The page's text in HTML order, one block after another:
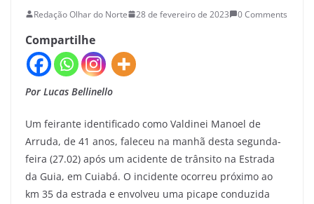
Redação Olhar do Norte 28 de fevereiro de 2023 0 Comments
Compartilhe
Por Lucas Bellinello
Um feirante identificado como Valdinei Manoel de
Arruda, de 41 anos, faleceu na manhã desta segunda-
feira (27.02) após um acidente de trânsito na Estrada
da Guia, em Cuiabá. O incidente ocorreu próximo ao
km 35 da estrada e envolveu uma picape conduzida